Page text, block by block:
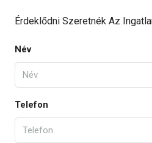
Érdeklődni Szeretnék Az
Név
Telefon